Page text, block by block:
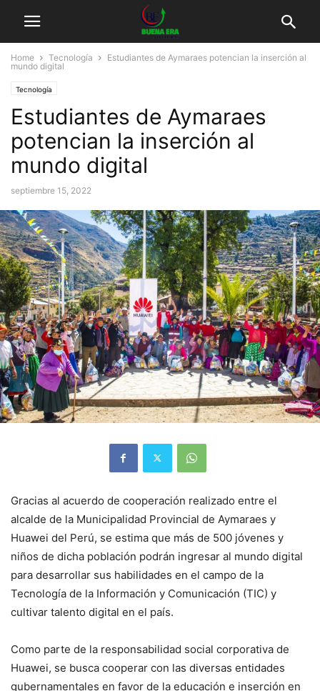
Home Tecnología
Estudiantes de Aymaraes potencian la inserción al
mundo digital
Tecnología
Estudiantes de Aymaraes
potencian la inserción al
mundo digital
septiembre 15, 2022
Gracias al acuerdo de cooperación realizado entre el
alcalde de la Municipalidad Provincial de Aymaraes y
Huawei del Perú, se estima que más de 500 jóvenes y
niños de dicha población podrán ingresar al mundo digital
para desarrollar sus habilidades en el campo de la
Tecnología de la Información y Comunicación (TIC) y
cultivar talento digital en el país.
Como parte de la responsabilidad social corporativa de
Huawei, se busca cooperar con las diversas entidades
gubernamentales en favor de la educación e inserción en